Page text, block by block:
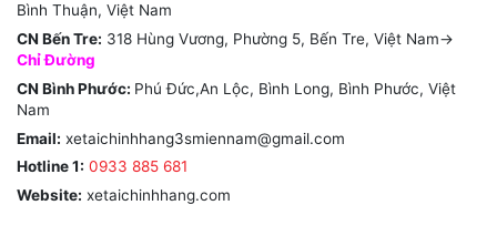
Bình Thuận, Việt Nam
CN Bến Tre: 318 Hùng Vương, Phường 5, Bến Tre, Việt Nam->
Chỉ Đường
CN Bình Phước: Phú Đức,An Lộc, Bình Long, Bình Phước, Việt
Nam
Email: xetaichinhhang3smiennam@gmail.com
Hotline 1: 0933 885 681
Website: xetaichinhhang.com